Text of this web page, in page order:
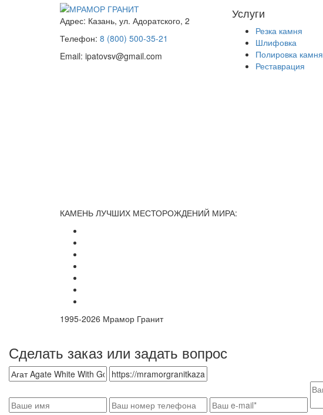
Адрес: Казань, ул. Адоратского, 2
Телефон: 8 (800) 500-35-21
Email: ipatovsv@gmail.com
Услуги
Резка камня
Шлифовка
Полировка камня
Реставрация
КАМЕНЬ ЛУЧШИХ МЕСТОРОЖДЕНИЙ МИРА:
1995-2026 Мрамор Гранит
Сделать заказ или задать вопрос